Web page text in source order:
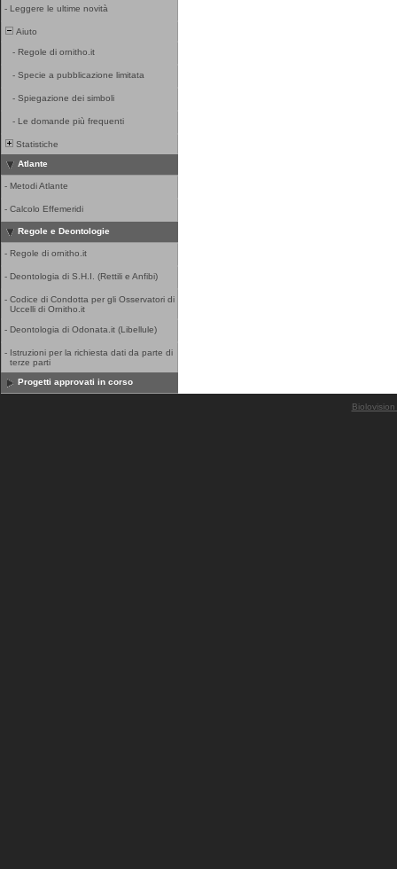
- Leggere le ultime novità
Aiuto
- Regole di ornitho.it
- Specie a pubblicazione limitata
- Spiegazione dei simboli
- Le domande più frequenti
Statistiche
Atlante
- Metodi Atlante
- Calcolo Effemeridi
Regole e Deontologie
- Regole di ornitho.it
- Deontologia di S.H.I. (Rettili e Anfibi)
- Codice di Condotta per gli Osservatori di
Uccelli di Ornitho.it
- Deontologia di Odonata.it (Libellule)
- Istruzioni per la richiesta dati da parte di
terze parti
Progetti approvati in corso
Biolovision